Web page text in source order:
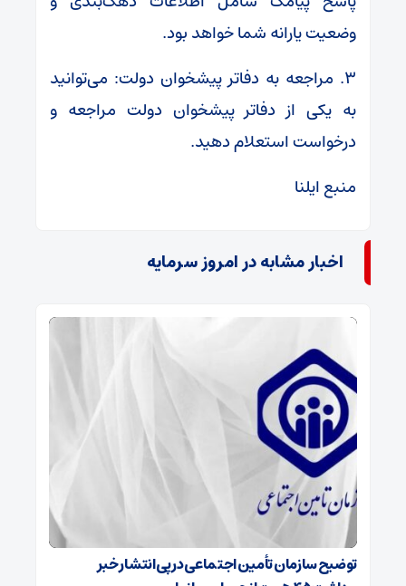
وضعیت یارانه شما خواهد بود.
۳. مراجعه به دفاتر پیشخوان دولت: می‌توانید
به یکی از دفاتر پیشخوان دولت مراجعه و
درخواست استعلام دهید.
منبع ایلنا
اخبار مشابه در امروز سرمایه
توضیح سازمان تأمین اجتماعی در پی انتشار خبر